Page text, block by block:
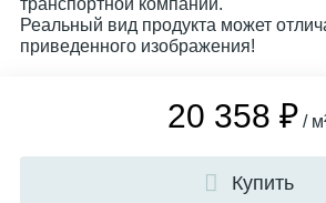
транспортной компании.
Реальный вид продукта может
приведенного изображения!
20 358 ₽ /
Купить